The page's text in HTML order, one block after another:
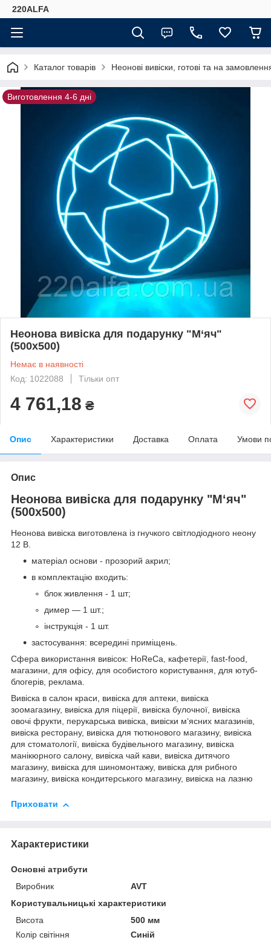
220ALFA
Каталог товарів Неонові вивіски, готові та на
Виготовлення 4-6 дні
Неонова вивіска для подарунку "М‘яч"
(500х500)
Немає в наявності
Код: 1022088
Тільки опт
4 761,18 ₴
Опис Характеристики Доставка Оплата Умови
Опис
Неонова вивіска для подарунку "М‘яч"
(500х500)
Неонова вивіска виготовлена із гнучкого світлодіодного неону
12 В.
матеріал основи - прозорий акрил;
в комплектацію входить:
блок живлення - 1 шт;
димер — 1 шт.;
інструкція - 1 шт.
застосування: всередині приміщень.
Сфера використання вивісок: HoReCa, кафетерії, fast-food,
магазини, для офісу, для особистого користування, для ютуб-
блогерів, реклама.
Вивіска в салон краси, вивіска для аптеки, вивіска
зоомагазину, вивіска для піцерії, вивіска булочної, вивіска
овочі фрукти, перукарська вивіска, вивіски м‘ясних магазинів,
вивіска ресторану, вивіска для тютюнового магазину, вивіска
для стоматології, вивіска будівельного магазину, вивіска
манікюрного салону, вивіска чай кави, вивіска дитячого
магазину, вивіска для шиномонтажу, вивіска для рибного
магазину, вивіска кондитерського магазину, вивіска на лазню
Приховати
Характеристики
Основні атрибути
Виробник
AVT
Користувальницькі характеристики
Висота
500 мм
Колір світіння
Синій